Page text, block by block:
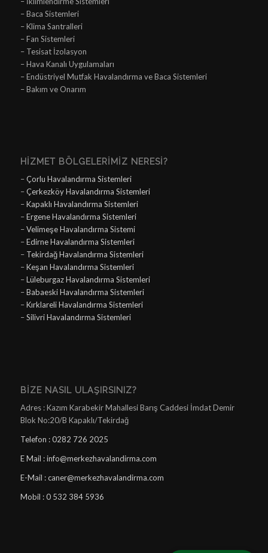
– Baca Sistemleri
– Klima Santralleri
– Fan Sistemleri
– Tesisat İzolasyon
– Hava Kanalı Uygulamaları
– Endüstriyel Mutfak Havalandırma ve Baca Sistemleri
– Bakım ve Onarım
HIZMET BÖLGELERIMIZ NERESI?
–Çorlu Havalandırma Sistemleri
–Çerkezköy Havalandırma Sistemleri
–Kapaklı Havalandırma Sistemleri
–Ergene Havalandırma Sistemleri
–Velimeşe Havalandırma Sistemi
–Edirne Havalandırma Sistemleri
– Tekirdağ Havalandırma Sistemleri
–Keşan Havalandırma Sistemleri
–Lüleburgaz Havalandırma Sistemleri
–Babaeski Havalandırma Sistemleri
–Kırklareli Havalandırma Sistemleri
–Silivri Havalandırma Sistemleri
BIZE NASIL ULAŞIRSINIZ?
Adres : Kazım Karabekir Mahallesi Barış Caddesi İmdat Demir
Blok No:20/B Kapaklı/Tekirdağ
Telefon : 0282 726 2025
E Mail : info@merkezhavalandirma.com
E-Mail : caner@merkezhavalandirma.com
Mobil : 0 532 384 5936